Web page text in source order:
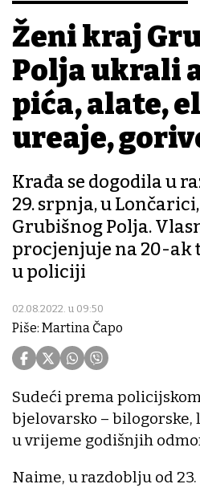
Ženi kraj
Polja ukrali
pića, alate,
uređaje,
Krađa se dogodila u
29. srpnja, u
Grubišnog Polja.
procjenjuje na 20-ak
u policiji
02.08.2022. u 09:50
Piše: Martina Čapo
Sudeći prema
bjelovarsko –
u vrijeme godišnjih
Naime, u razdoblju od